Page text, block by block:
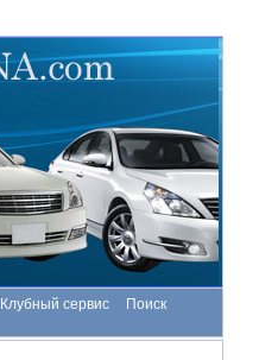
Клубный сервис
Поиск